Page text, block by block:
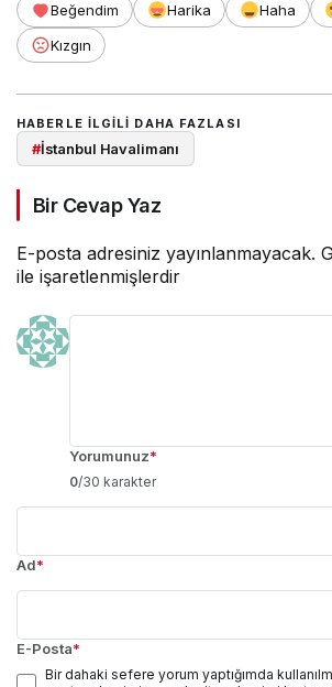
Beğendim Harika Haha
Kızgın
HABERLE ILGILI DAHA FAZLASI
#İstanbul Havalimanı
Bir Cevap Yaz
E-posta adresiniz yayınlanmayacak.
ile işaretlenmişlerdir
Yorumunuz*
0/30 karakter
Ad*
E-Posta*
Bir dahaki sefere yorum yaptığımda